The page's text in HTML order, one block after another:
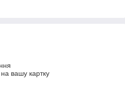
вашу картку